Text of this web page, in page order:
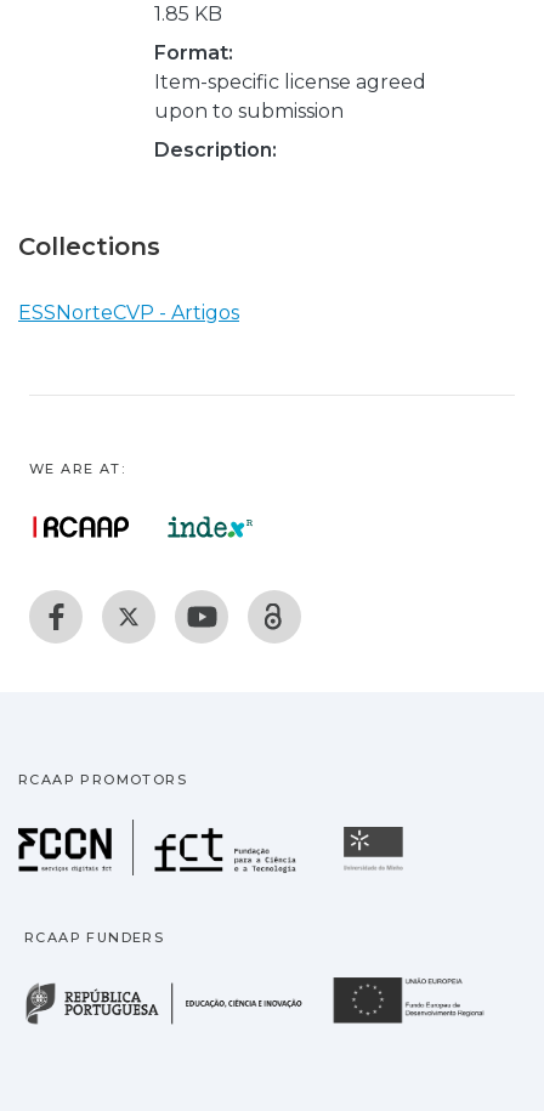
1.85 KB
Format:
Item-specific license agreed
upon to submission
Description:
Collections
ESSNorteCVP - Artigos
WE ARE AT:
RCAAP PROMOTORS
Fundação para a
RCAAP FUNDERS
República Portuguesa